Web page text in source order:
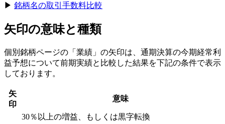
▶︎ 銘柄名の取引手数料比較
矢印の意味と種類
個別銘柄ページの「業績」の矢印は、通期決算の今期経常利
益予想について前期実績と比較した結果を下記の条件で表示
しております。
矢
印
意味
30％以上の増益、もしくは黒字転換